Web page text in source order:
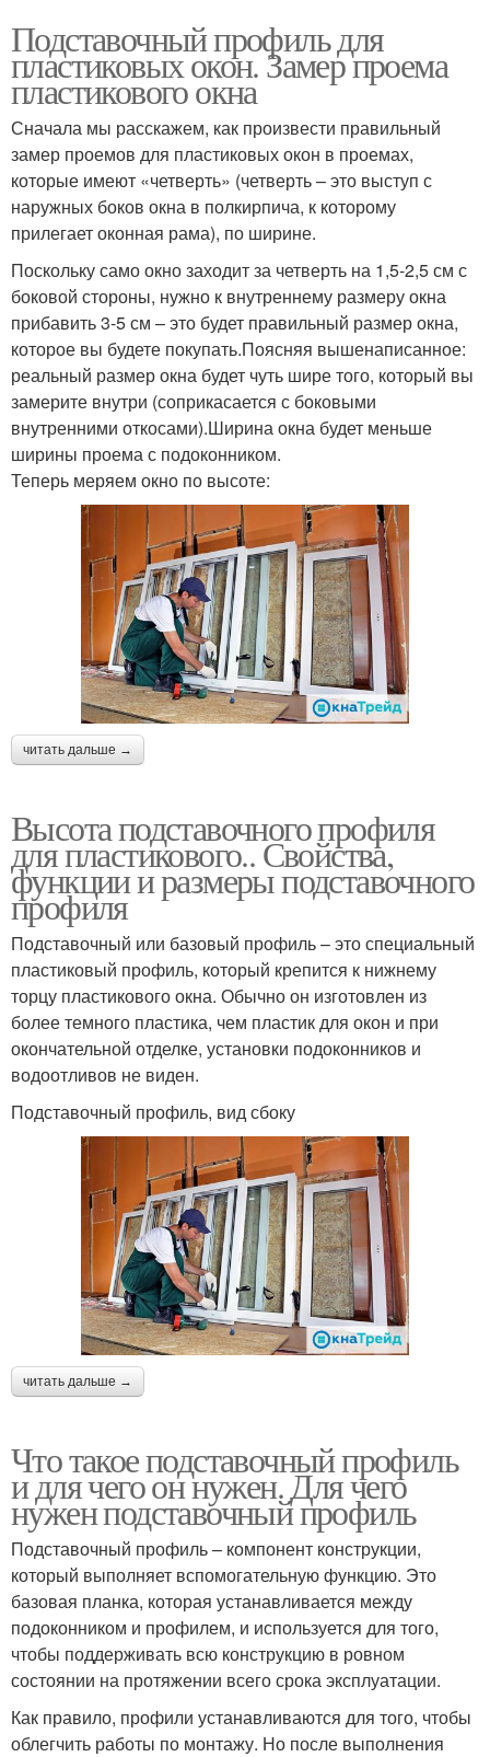
Подставочный профиль для
пластиковых окон. Замер проема
пластикового окна
Сначала мы расскажем, как произвести правильный
замер проемов для пластиковых окон в проемах,
которые имеют «четверть» (четверть – это выступ с
наружных боков окна в полкирпича, к которому
прилегает оконная рама), по ширине.
Поскольку само окно заходит за четверть на 1,5-2,5 см с
боковой стороны, нужно к внутреннему размеру окна
прибавить 3-5 см – это будет правильный размер окна,
которое вы будете покупать.Поясняя вышенаписанное:
реальный размер окна будет чуть шире того, который вы
замерите внутри (соприкасается с боковыми
внутренними откосами).Ширина окна будет меньше
ширины проема с подоконником.
Теперь меряем окно по высоте:
читать дальше →
Высота подставочного профиля
для пластикового.. Свойства,
функции и размеры подставочного
профиля
Подставочный или базовый профиль – это специальный
пластиковый профиль, который крепится к нижнему
торцу пластикового окна. Обычно он изготовлен из
более темного пластика, чем пластик для окон и при
окончательной отделке, установки подоконников и
водоотливов не виден.
Подставочный профиль, вид сбоку
читать дальше →
Что такое подставочный профиль
и для чего он нужен. Для чего
нужен подставочный профиль
Подставочный профиль – компонент конструкции,
который выполняет вспомогательную функцию. Это
базовая планка, которая устанавливается между
подоконником и профилем, и используется для того,
чтобы поддерживать всю конструкцию в ровном
состоянии на протяжении всего срока эксплуатации.
Как правило, профили устанавливаются для того, чтобы
облегчить работы по монтажу. Но после выполнения